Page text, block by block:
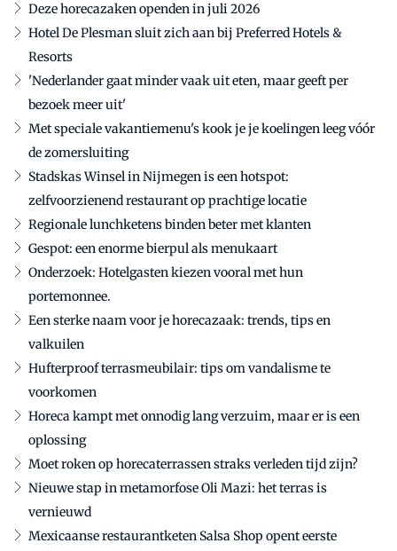
Deze horecazaken openden in juli 2026
Hotel De Plesman sluit zich aan bij Preferred Hotels &
Resorts
'Nederlander gaat minder vaak uit eten, maar geeft per
bezoek meer uit'
Met speciale vakantiemenu's kook je je koelingen leeg vóór
de zomersluiting
Stadskas Winsel in Nijmegen is een hotspot:
zelfvoorzienend restaurant op prachtige locatie
Regionale lunchketens binden beter met klanten
Gespot: een enorme bierpul als menukaart
Onderzoek: Hotelgasten kiezen vooral met hun
portemonnee.
Een sterke naam voor je horecazaak: trends, tips en
valkuilen
Hufterproof terrasmeubilair: tips om vandalisme te
voorkomen
Horeca kampt met onnodig lang verzuim, maar er is een
oplossing
Moet roken op horecaterrassen straks verleden tijd zijn?
Nieuwe stap in metamorfose Oli Mazi: het terras is
vernieuwd
Mexicaanse restaurantketen Salsa Shop opent eerste